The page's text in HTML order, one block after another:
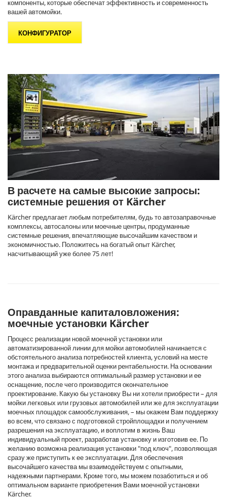
компоненты, которые обеспечат эффективность и современность
вашей автомойки.
КОНФИГУРАТОР
В расчете на самые высокие запросы:
системные решения от Kärcher
Kärcher предлагает любым потребителям, будь то автозаправочные
комплексы, автосалоны или моечные центры, продуманные
системные решения, впечатляющие высочайшим качеством и
экономичностью. Положитесь на богатый опыт Kärcher,
насчитывающий уже более 75 лет!
Оправданные капиталовложения:
моечные установки Kärcher
Процесс реализации новой моечной установки или
автоматизированной линии для мойки автомобилей начинается с
обстоятельного анализа потребностей клиента, условий на месте
монтажа и предварительной оценки рентабельности. На основании
этого анализа выбираются оптимальный размер установки и ее
оснащение, после чего производится окончательное
проектирование. Какую бы установку Вы ни хотели приобрести – для
мойки легковых или грузовых автомобилей или же для эксплуатации
моечных площадок самообслуживания, – мы окажем Вам поддержку
во всем, что связано с подготовкой стройплощадки и получением
разрешения на эксплуатацию, и воплотим в жизнь Ваш
индивидуальный проект, разработав установку и изготовив ее. По
желанию возможна реализация установки "под ключ", позволяющая
сразу же приступить к ее эксплуатации. Для обеспечения
высочайшего качества мы взаимодействуем с опытными,
надежными партнерами. Кроме того, мы можем позаботиться и об
оптимальном варианте приобретения Вами моечной установки
Kärcher.